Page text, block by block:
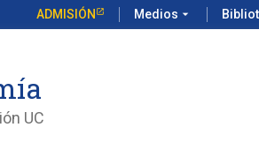
ADMISIÓN Medios arrow_drop_down
UC